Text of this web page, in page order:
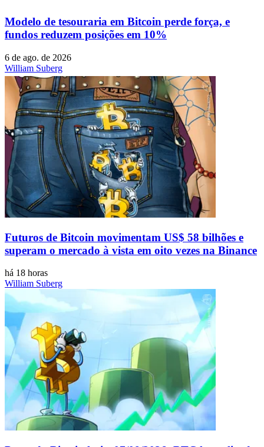
Modelo de tesouraria em Bitcoin perde força, e
fundos reduzem posições em 10%
6 de ago. de 2026
William Suberg
Futuros de Bitcoin movimentam US$ 58 bilhões e
superam o mercado à vista em oito vezes na Binance
há 18 horas
William Suberg